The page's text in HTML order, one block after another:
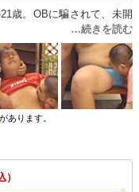
歳。OBに騙されて、未開
あります。